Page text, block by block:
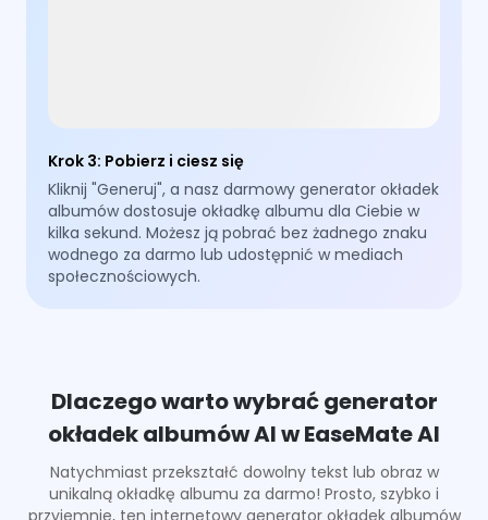
Krok 3: Pobierz i ciesz się
Kliknij "Generuj", a nasz darmowy generator okładek
albumów dostosuje okładkę albumu dla Ciebie w
kilka sekund. Możesz ją pobrać bez żadnego znaku
wodnego za darmo lub udostępnić w mediach
społecznościowych.
Dlaczego warto wybrać generator
okładek albumów AI w EaseMate AI
Natychmiast przekształć dowolny tekst lub obraz w
unikalną okładkę albumu za darmo! Prosto, szybko i